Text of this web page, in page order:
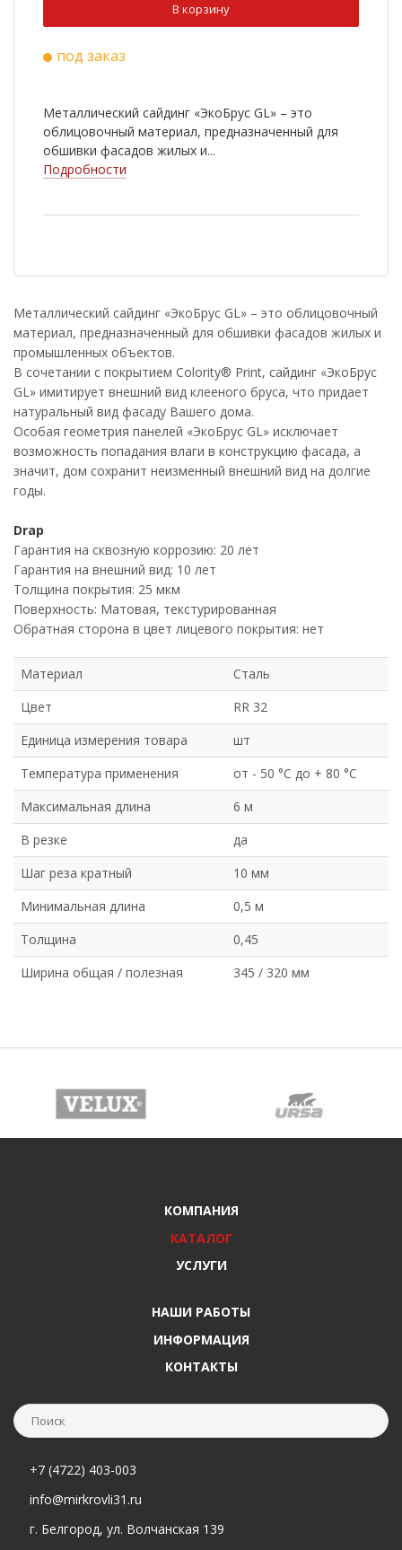
В корзину
под заказ
Металлический сайдинг «ЭкоБрус GL» – это
облицовочный материал, предназначенный для
обшивки фасадов жилых и...
Подробности
Металлический сайдинг «ЭкоБрус GL» – это облицовочный
материал, предназначенный для обшивки фасадов жилых и
промышленных объектов.
В сочетании с покрытием Colority® Print, сайдинг «ЭкоБрус
GL» имитирует внешний вид клееного бруса, что придает
натуральный вид фасаду Вашего дома.
Особая геометрия панелей «ЭкоБрус GL» исключает
возможность попадания влаги в конструкцию фасада, а
значит, дом сохранит неизменный внешний вид на долгие
годы.
Drap
Гарантия на сквозную коррозию: 20 лет
Гарантия на внешний вид: 10 лет
Толщина покрытия: 25 мкм
Поверхность: Матовая, текстурированная
Обратная сторона в цвет лицевого покрытия: нет
Материал
Сталь
Цвет
RR 32
Единица измерения товара
шт
Температура применения
от - 50 °C до + 80 °C
Максимальная длина
6 м
В резке
да
Шаг реза кратный
10 мм
Минимальная длина
0,5 м
Толщина
0,45
Ширина общая / полезная
345 / 320 мм
КОМПАНИЯ
КАТАЛОГ
УСЛУГИ
НАШИ РАБОТЫ
ИНФОРМАЦИЯ
КОНТАКТЫ
+7 (4722) 403-003
info@mirkrovli31.ru
г. Белгород, ул. Волчанская 139